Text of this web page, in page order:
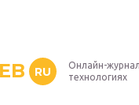
RU
Онлайн-
технологиях